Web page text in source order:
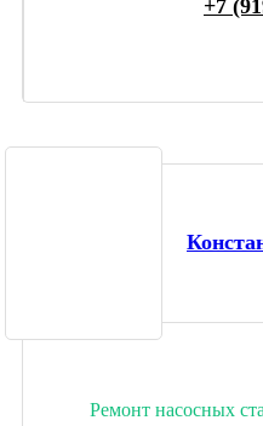
+7
Ремонт насосных